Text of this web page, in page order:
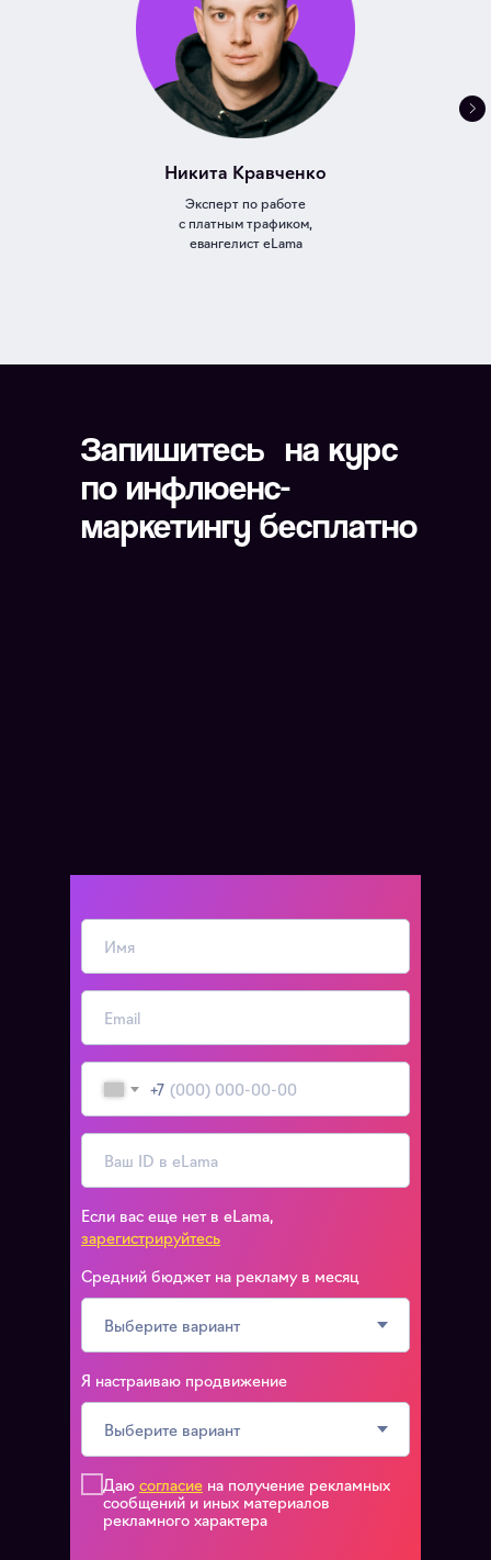
Никита Кравченко
Эксперт по работе
с платным трафиком,
евангелист eLama
+7
Если вас еще нет в eLama,
зарегистрируйтесь
Средний бюджет на рекламу в месяц
Я настраиваю продвижение
Даю согласие на получение рекламных
сообщений и иных материалов
рекламного характера
Запишитесь на курс
по инфлюенс-
маркетингу бесплатно